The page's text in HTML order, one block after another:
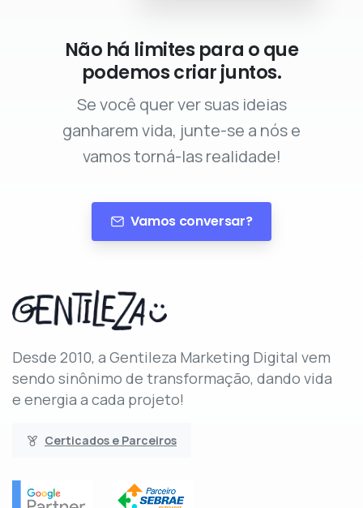
Não há limites para o que
podemos criar juntos.
Se você quer ver suas ideias
ganharem vida, junte-se a nós e
vamos torná-las realidade!
Vamos conversar?
Desde 2010, a Gentileza Marketing Digital vem
sendo sinônimo de transformação, dando vida
e energia a cada projeto!
Certicados e Parceiros